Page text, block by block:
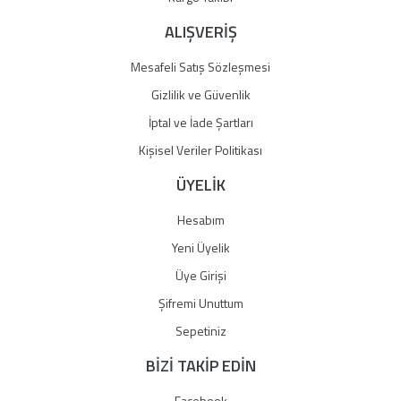
ALIŞVERİŞ
Mesafeli Satış Sözleşmesi
Gizlilik ve Güvenlik
İptal ve İade Şartları
Kişisel Veriler Politikası
ÜYELİK
Hesabım
Yeni Üyelik
Üye Girişi
Şifremi Unuttum
Sepetiniz
BİZİ TAKİP EDİN